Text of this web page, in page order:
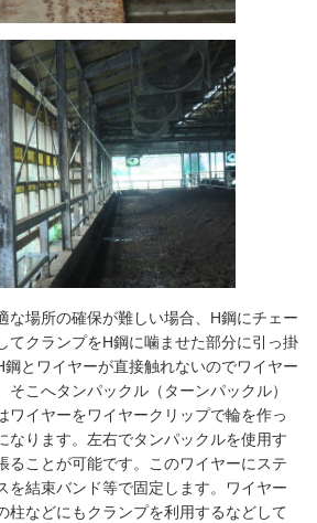
な場所の確保が難しい場合、H鋼にチェー
てクランプをH鋼に噛ませた部分に引っ掛
とワイヤーが直接触れないのでワイヤー
こへタンパックル（ターンパックル）
ワイヤーをワイヤークリップで輪を作っ
なります。左右でタンパックルを使用す
ることが可能です。このワイヤーにステ
を結束バンド等で固定します。ワイヤー
柱などにもクランプを利用するなどして